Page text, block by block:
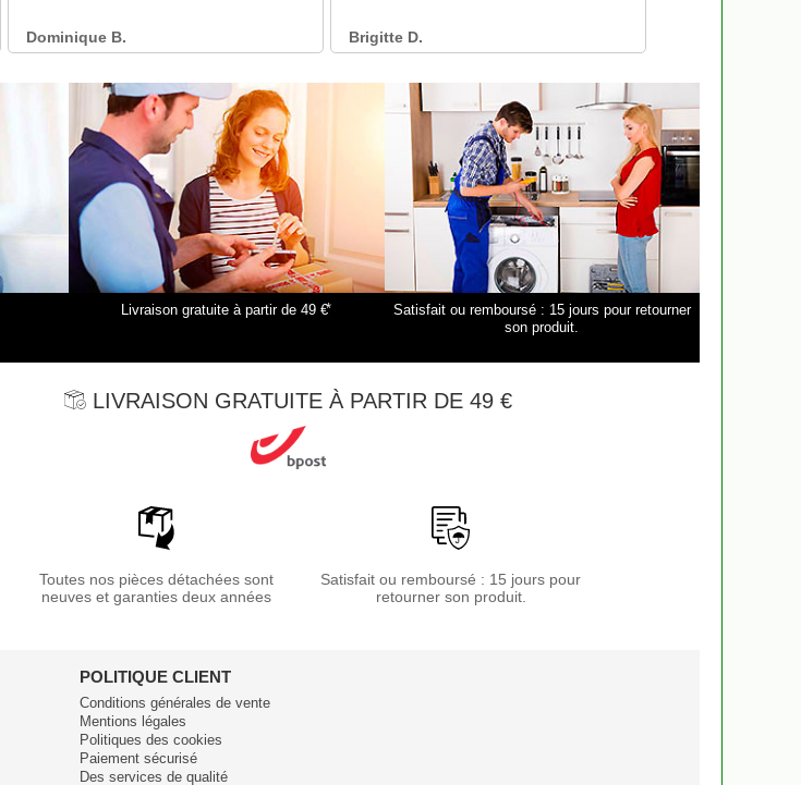
Livraison gratuite à partir de 49 €*
Satisfait ou remboursé : 15 jours pour retourner
son produit.
LIVRAISON GRATUITE À PARTIR DE 49 €
Toutes nos pièces détachées sont
neuves et garanties deux années
Satisfait ou remboursé : 15 jours pour
retourner son produit.
POLITIQUE CLIENT
Conditions générales de vente
Mentions légales
Politiques des cookies
Paiement sécurisé
Des services de qualité